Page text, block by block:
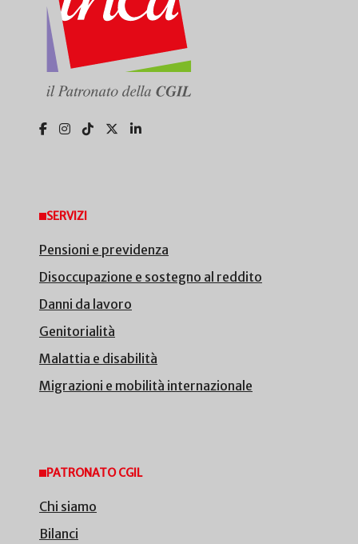
SERVIZI
Pensioni e previdenza
Disoccupazione e sostegno al reddito
Danni da lavoro
Genitorialità
Malattia e disabilità
Migrazioni e mobilità internazionale
PATRONATO CGIL
Chi siamo
Bilanci